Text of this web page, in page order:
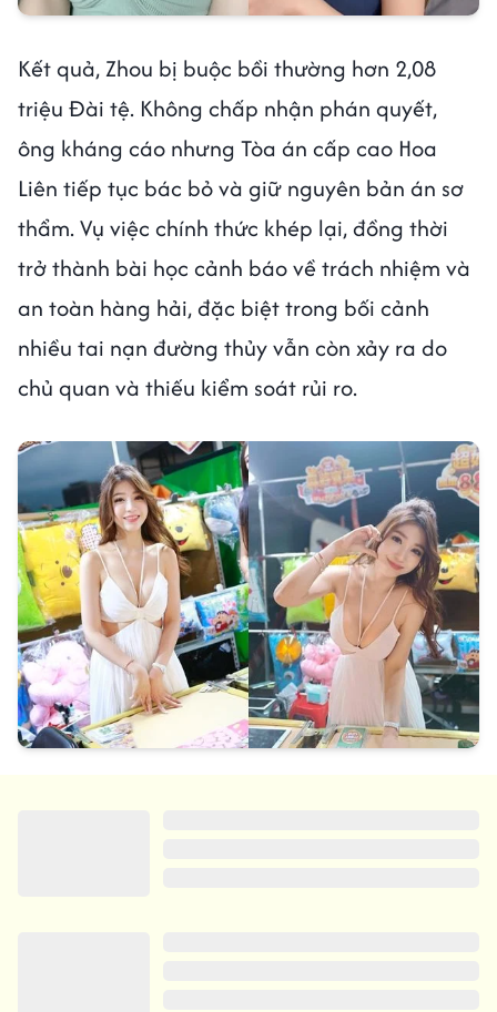
Kết quả, Zhou bị buộc bồi thường hơn 2,08
triệu Đài tệ. Không chấp nhận phán quyết,
ông kháng cáo nhưng Tòa án cấp cao Hoa
Liên tiếp tục bác bỏ và giữ nguyên bản án sơ
thẩm. Vụ việc chính thức khép lại, đồng thời
trở thành bài học cảnh báo về trách nhiệm và
an toàn hàng hải, đặc biệt trong bối cảnh
nhiều tai nạn đường thủy vẫn còn xảy ra do
chủ quan và thiếu kiểm soát rủi ro.